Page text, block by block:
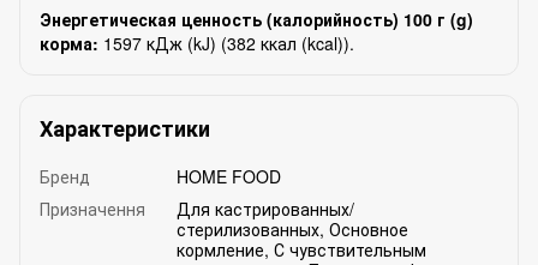
Энергетическая ценность (калорийность) 100 г (g)
корма: 1597 кДж (kJ) (382 ккал (kcal)).
Характеристики
Бренд
HOME FOOD
Призначення
Для кастрированных/
стерилизованных, Основное
кормление, С чувствительным